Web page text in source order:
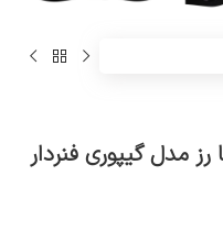
مدل گیپوری فنردار